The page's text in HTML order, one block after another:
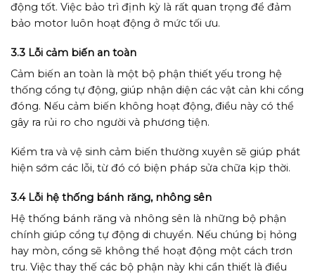
động tốt. Việc bảo trì định kỳ là rất quan trọng để đảm
bảo motor luôn hoạt động ở mức tối ưu.
3.3 Lỗi cảm biến an toàn
Cảm biến an toàn là một bộ phận thiết yếu trong hệ
thống cổng tự động, giúp nhận diện các vật cản khi cổng
đóng. Nếu cảm biến không hoạt động, điều này có thể
gây ra rủi ro cho người và phương tiện.
Kiểm tra và vệ sinh cảm biến thường xuyên sẽ giúp phát
hiện sớm các lỗi, từ đó có biện pháp sửa chữa kịp thời.
3.4 Lỗi hệ thống bánh răng, nhông sên
Hệ thống bánh răng và nhông sên là những bộ phận
chính giúp cổng tự động di chuyển. Nếu chúng bị hỏng
hay mòn, cổng sẽ không thể hoạt động một cách trơn
tru. Việc thay thế các bộ phận này khi cần thiết là điều